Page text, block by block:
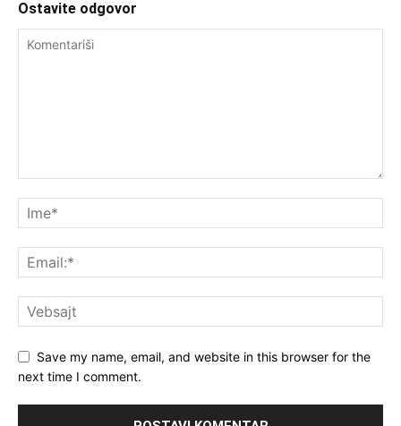
Ostavite odgovor
Save my name, email, and website in this browser for the
next time I comment.